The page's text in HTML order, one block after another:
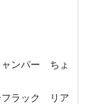
ンパー ちょ
ラック リア